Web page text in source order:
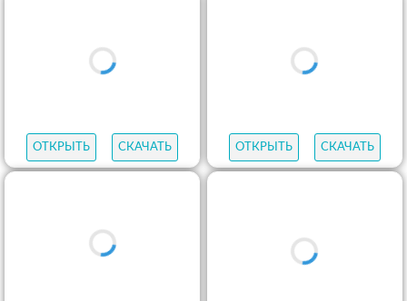
ОТКРЫТЬ СКАЧАТЬ